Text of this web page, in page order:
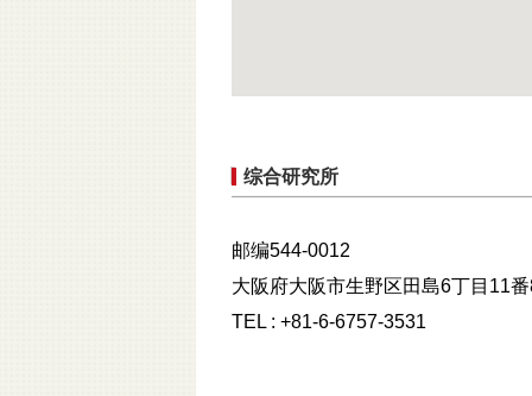
综合研究所
邮编544-0012
大阪府大阪市生野区田島6丁目11
TEL : +81-6-6757-3531